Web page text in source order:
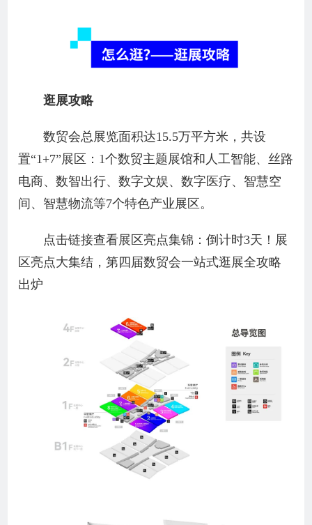
逛展攻略
数贸会总展览面积达15.5万平方米，共设
置“1+7”展区：1个数贸主题展馆和人工智能、丝路
电商、数智出行、数字文娱、数字医疗、智慧空
间、智慧物流等7个特色产业展区。
点击链接查看展区亮点集锦：倒计时3天！展
区亮点大集结，第四届数贸会一站式逛展全攻略
出炉